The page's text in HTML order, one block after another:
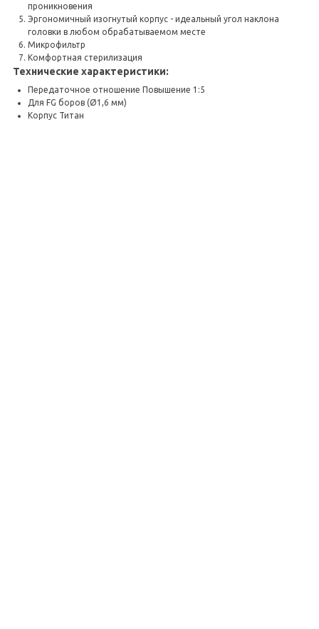
проникновения
Эргономичный изогнутый корпус - идеальный угол наклона
головки в любом обрабатываемом месте
Микрофильтр
Комфортная стерилизация
Технические характеристики:
Передаточное отношение Повышение 1:5
Для FG боров (Ø1,6 мм)
Корпус Титан